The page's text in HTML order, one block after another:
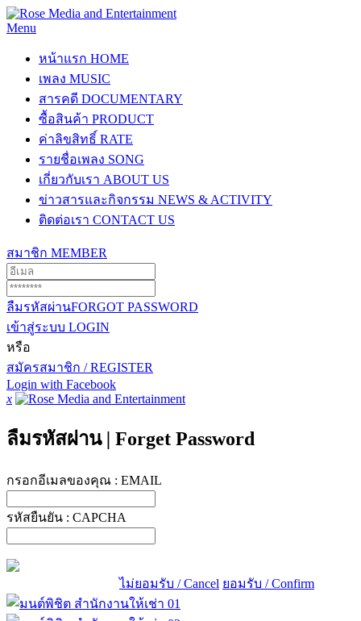
Menu
หน้าแรก HOME
เพลง MUSIC
สารคดี DOCUMENTARY
ซื้อสินค้า PRODUCT
ค่าลิขสิทธิ์ RATE
รายชื่อเพลง SONG
เกี่ยวกับเรา ABOUT US
ข่าวสารและกิจกรรม NEWS & ACTIVITY
ติดต่อเรา CONTACT US
สมาชิก MEMBER
ลืมรหัสผ่านFORGOT PASSWORD
เข้าสู่ระบบ LOGIN
หรือ
สมัครสมาชิก / REGISTER
Login with Facebook
x
ลืมรหัสผ่าน | Forget Password
กรอกอีเมลของคุณ : EMAIL
รหัสยืนยัน : CAPCHA
ไม่ยอมรับ / Cancel ยอมรับ / Confirm